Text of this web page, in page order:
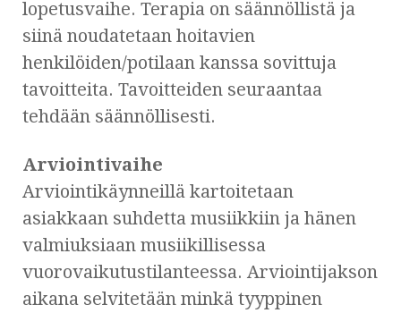
lopetusvaihe. Terapia on säännöllistä ja
siinä noudatetaan hoitavien
henkilöiden/potilaan kanssa sovittuja
tavoitteita. Tavoitteiden seuraantaa
tehdään säännöllisesti.
Arviointivaihe
Arviointikäynneillä kartoitetaan
asiakkaan suhdetta musiikkiin ja hänen
valmiuksiaan musiikillisessa
vuorovaikutustilanteessa. Arviointijakson
aikana selvitetään minkä tyyppinen